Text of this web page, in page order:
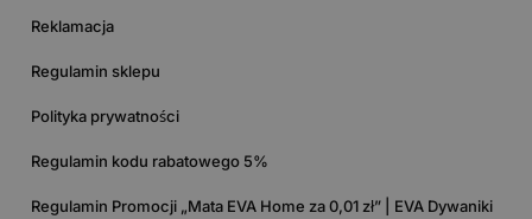
Reklamacja
Regulamin sklepu
Polityka prywatności
Regulamin kodu rabatowego 5%
Regulamin Promocji „Mata EVA Home za 0,01 zł” | EVA Dywaniki